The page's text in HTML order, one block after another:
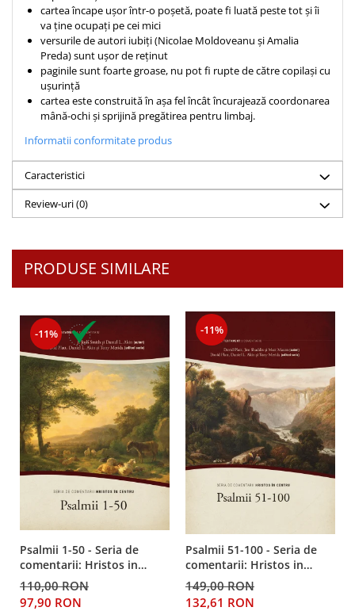
cartea încape ușor într-o poșetă, poate fi luată peste tot și îi
va ține ocupați pe cei mici
versurile de autori iubiți (Nicolae Moldoveanu și Amalia
Preda) sunt ușor de reținut
paginile sunt foarte groase, nu pot fi rupte de către copilași cu
ușurință
cartea este construită în așa fel încât încurajează coordonarea
mână-ochi și sprijină pregătirea pentru limbaj.
Informatii conformitate produs
Caracteristici
Review-uri(0)
PRODUSE SIMILARE
-11%
Psalmii 1-50 - Seria de
comentarii: Hristos in
centru
110,00 RON
97,90 RON
-11%
Psalmii 51-100 - Seria de
comentarii: Hristos in
centru
149,00 RON
132,61 RON